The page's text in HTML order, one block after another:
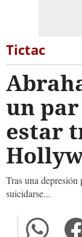
Tictac
un par
estar
Tras una
suicidarse...